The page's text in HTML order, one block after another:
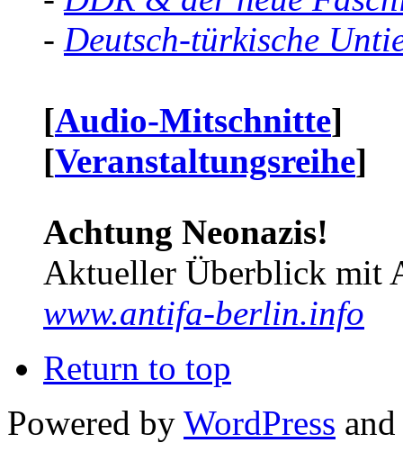
- Deutsch-türkische
[Audio-Mitschnitte]
[Veranstaltungsreihe]
Achtung Neonazis!
Aktueller Überblick mit
www.antifa-berlin.info
Return to top
Powered by WordPress